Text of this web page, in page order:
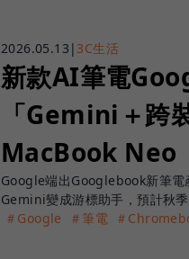
2026.05.13 | 3C生活
新款AI筆電
「Gemini＋跨
MacBook Neo
Google端出Googlebook新筆
Gemini變成游標助手，預計秋季
＃Google
＃筆電 ＃